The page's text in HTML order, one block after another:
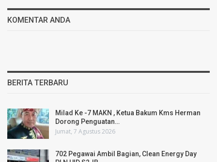
KOMENTAR ANDA
BERITA TERBARU
Milad Ke -7 MAKN , Ketua Bakum Kms Herman
Dorong Penguatan…
Jumat, 7 Agustus 2026
702 Pegawai Ambil Bagian, Clean Energy Day